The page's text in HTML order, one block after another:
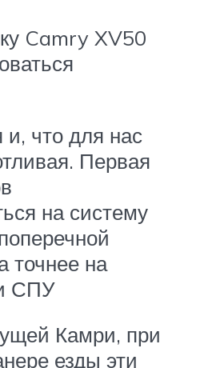
Camry XV50
и, что для нас
Первая
на систему
точнее на
СПУ
Камри, при
езды эти